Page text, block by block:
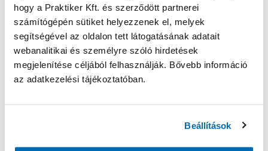
hogy a Praktiker Kft. és szerződött partnerei
számítógépén sütiket helyezzenek el, melyek
segítségével az oldalon tett látogatásának adatait
webanalitikai és személyre szóló hirdetések
megjelenítése céljából felhasználják. Bővebb információ
az adatkezelési tájékoztatóban.
Beállítások